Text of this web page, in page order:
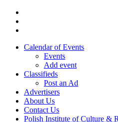
Skip
main
Calendar of Events
Events
Add event
Classifieds
Post an Ad
Advertisers
About Us
Contact Us
Polish Institute of Culture &